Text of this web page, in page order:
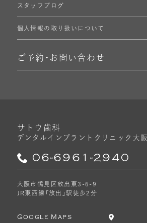
スタッフブログ
個人情報の 取り扱いについて
ご予約・ お問い合わせ
サトウ歯科
デンタルインプラントクリニック 大阪
06-6961-2940
大阪市鶴見区放出東3-6-9
JR東西線「放出」駅徒歩2分
Google Maps